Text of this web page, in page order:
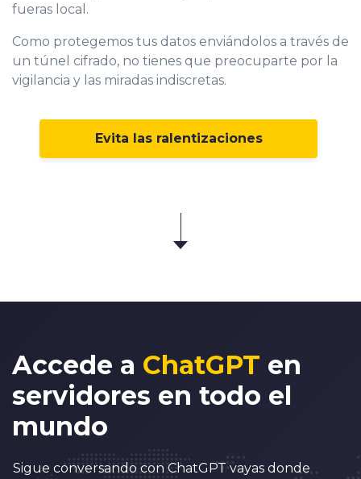
fueras local.
Como protegemos tus datos enviándolos a través de
un túnel cifrado, no tienes que preocuparte por la
vigilancia y las miradas indiscretas.
Evita las ralentizaciones
Accede a ChatGPT en
servidores en todo el
mundo
Sigue conversando con ChatGPT vayas donde